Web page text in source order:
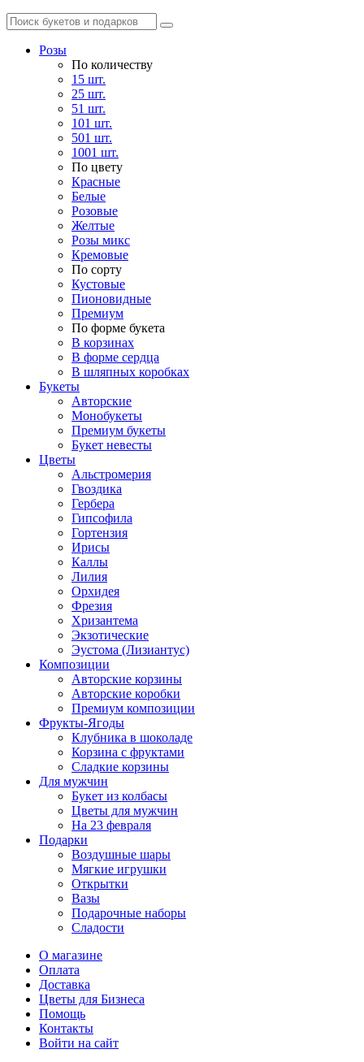
Розы
По количеству
15 шт.
25 шт.
51 шт.
101 шт.
501 шт.
1001 шт.
По цвету
Красные
Белые
Розовые
Желтые
Розы микс
Кремовые
По сорту
Кустовые
Пионовидные
Премиум
По форме букета
В корзинах
В форме сердца
В шляпных коробках
Букеты
Авторские
Монобукеты
Премиум букеты
Букет невесты
Цветы
Альстромерия
Гвоздика
Гербера
Гипсофила
Гортензия
Ирисы
Каллы
Лилия
Орхидея
Фрезия
Хризантема
Экзотические
Эустома (Лизиантус)
Композиции
Авторские корзины
Авторские коробки
Премиум композиции
Фрукты-Ягоды
Клубника в шоколаде
Корзина с фруктами
Сладкие корзины
Для мужчин
Букет из колбасы
Цветы для мужчин
На 23 февраля
Подарки
Воздушные шары
Мягкие игрушки
Открытки
Вазы
Подарочные наборы
Сладости
О магазине
Оплата
Доставка
Цветы для Бизнеса
Помощь
Контакты
Войти на сайт